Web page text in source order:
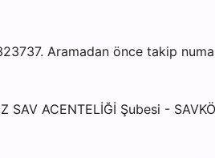
Aramadan önce takip
ACENTELİĞİ Şubesi -